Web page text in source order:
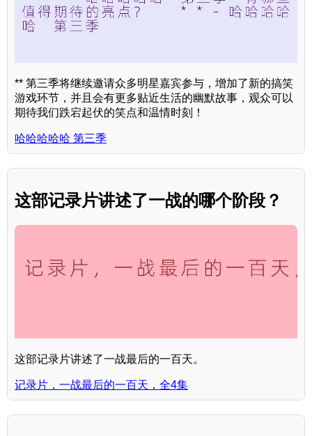
** 第三季将继续邀请众多明星嘉宾参与，增加了新的搞笑
游戏环节，并且会有更多贴近生活的幽默故事，观众可以
期待我们跌宕起伏的笑点和温情时刻！
哈哈哈哈哈 第三季
这部记录片讲述了一战的哪个阶段？
这部记录片讲述了一战最后的一百天。
记录片，一战最后的一百天，全4集